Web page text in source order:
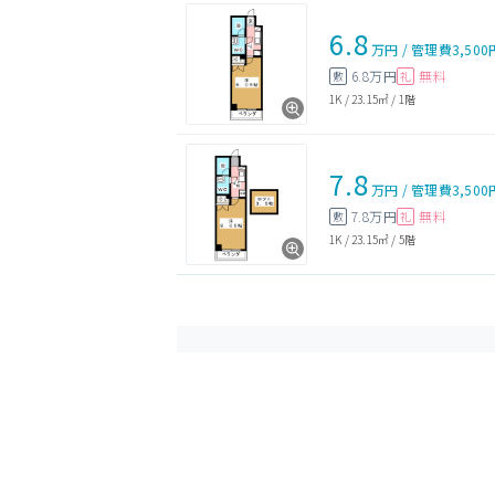
6.8万円 /管理費3,500
敷 6.8万円 礼 無料
1K / 23.15㎡ / 1階
7.8万円 /管理費3,500
敷 7.8万円 礼 無料
1K / 23.15㎡ / 5階